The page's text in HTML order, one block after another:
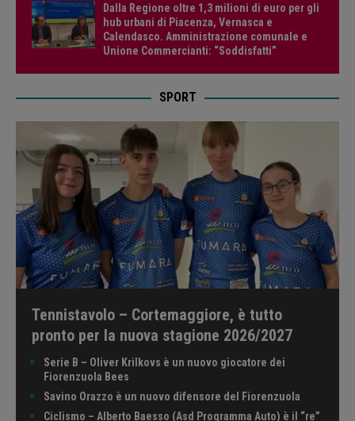
Dalla Regione oltre 1,3 milioni di euro per gli
hub urbani di Piacenza, Vernasca e
Calendasco. Amministrazione comunale e
Unione Commercianti: “Soddisfatti”
SPORT
Tennistavolo – Cortemaggiore, è tutto
pronto per la nuova stagione 2026/2027
Serie B – Oliver Krilkovs è un nuovo giocatore dei
Fiorenzuola Bees
Savino Orazzo è un nuovo difensore del Fiorenzuola
Ciclismo – Alberto Baesso (Asd Programma Auto) è il “re”